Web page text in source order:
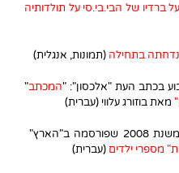
ברדיו של הבי.בי.סי על תולדותיה
(תמונות, אנגלית)
המכתב"
" מאת בוזורג עלווי (עברית)
27) [ויה צחי לרנר] כתבה מעניינת משנת 2008 שפורסמה ב"הארץ"
מספרי ילדים (עברית)